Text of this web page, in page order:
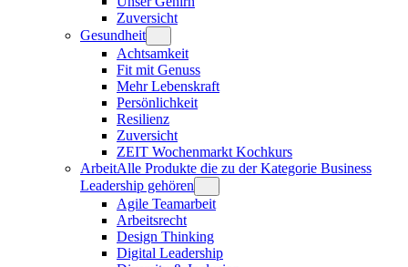
Zuversicht
Gesundheit
Achtsamkeit
Fit mit Genuss
Mehr Lebenskraft
Persönlichkeit
Resilienz
Zuversicht
ZEIT Wochenmarkt Kochkurs
ArbeitAlle Produkte die zu der Kategorie Business
Leadership gehören
Agile Teamarbeit
Arbeitsrecht
Design Thinking
Digital Leadership